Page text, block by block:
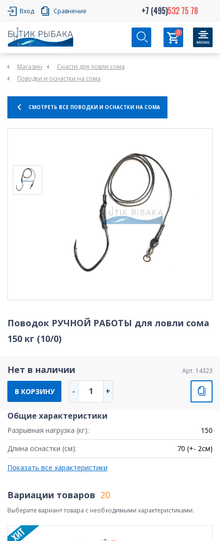
Вход Сравнение +7 (495)532 75 78
0
Магазин
Снасти для ловли сома
Поводки и оснастки на сома
СМОТРЕТЬ ВСЕ ПОВОДКИ И ОСНАСТКИ НА СОМА
Поводок РУЧНОЙ РАБОТЫ для ловли сома
150 кг (10/0)
Нет в наличии Арт. 14323
В КОРЗИНУ - 1 +
Общие характеристики
Разрывная нагрузка (кг):
150
Длина оснастки (см):
70 (+- 2см)
Показать все характеристики
Вариации товаров 20
Выберите вариант товара с необходимыми характеристиками: